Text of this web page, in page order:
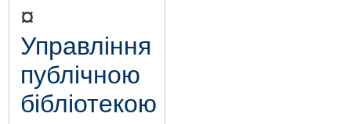
¤
Управління
публічною
бібліотекою